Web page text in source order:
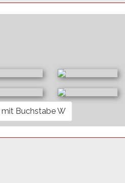
Buchstabe W